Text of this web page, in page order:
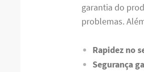
garantia do
problemas.
Rapidez no
Segurança